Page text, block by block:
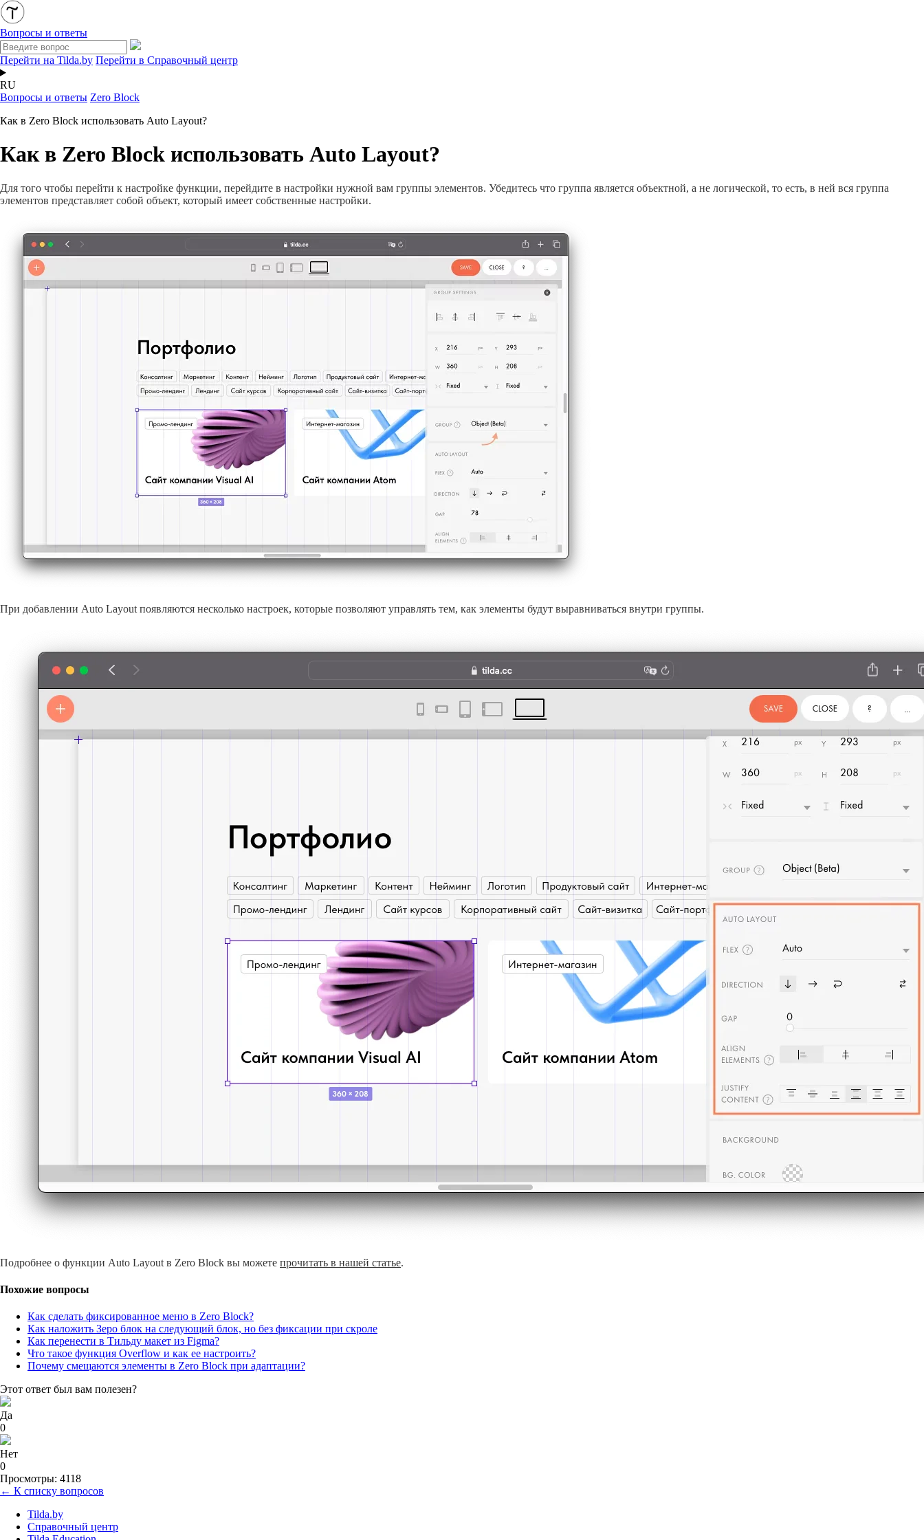
Вопросы и ответы
Перейти на Tilda.by Перейти в Справочный центр
RU
Вопросы и ответы Zero Block
Как в Zero Block использовать Auto Layout?
Как в Zero Block использовать Auto Layout?
Для того чтобы перейти к настройке функции, перейдите в настройки нужной вам группы элементов. Убедитесь что группа является объектной, а не логической, то есть, в ней вся группа
элементов представляет собой объект, который имеет собственные настройки.
При добавлении Auto Layout появляются несколько настроек, которые позволяют управлять тем, как элементы будут выравниваться внутри группы.
Подробнее о функции Auto Layout в Zero Block вы можете прочитать в нашей статье.
Похожие вопросы
Как сделать фиксированное меню в Zero Block?
Как наложить Зеро блок на следующий блок, но без фиксации при скроле
Как перенести в Тильду макет из Figma?
Что такое функция Overflow и как ее настроить?
Почему смещаются элементы в Zero Block при адаптации?
Этот ответ был вам полезен?
Да
0
Нет
0
Просмотры: 4118
← К списку вопросов
Tilda.by
Справочный центр